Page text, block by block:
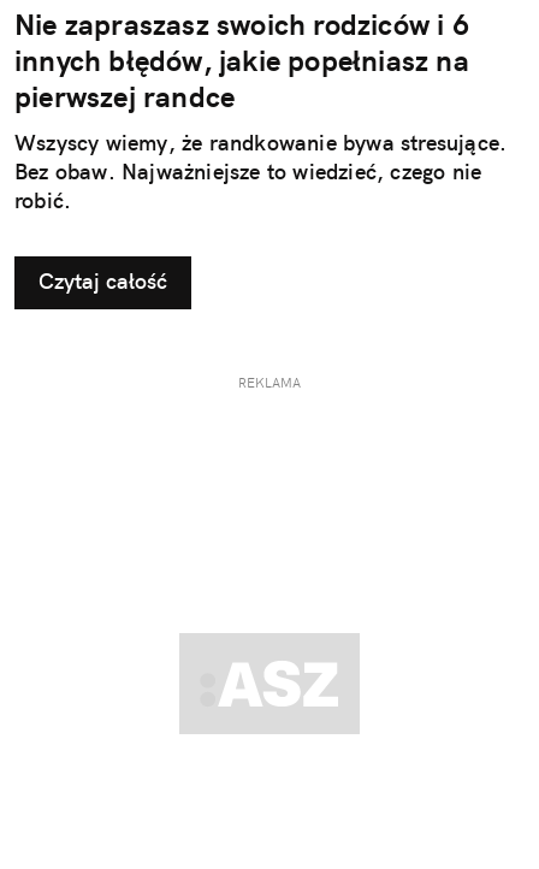
Nie zapraszasz swoich rodziców i 6
innych błędów, jakie popełniasz na
pierwszej randce
Wszyscy wiemy, że randkowanie bywa stresujące.
Bez obaw. Najważniejsze to wiedzieć, czego nie
robić.
Czytaj całość
REKLAMA